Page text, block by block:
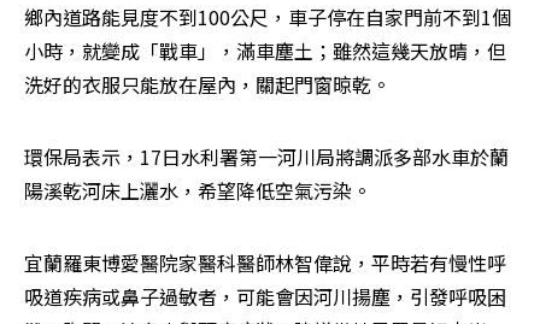
鄉內道路能見度不到100公尺，車子停在自家門前不到1個
小時，就變成「戰車」，滿車塵土；雖然這幾天放晴，但
洗好的衣服只能放在屋內，關起門窗晾乾。
環保局表示，17日水利署第一河川局將調派多部水車於蘭
陽溪乾河床上灑水，希望降低空氣污染。
宜蘭羅東博愛醫院家醫科醫師林智偉說，平時若有慢性呼
吸道疾病或鼻子過敏者，可能會因河川揚塵，引發呼吸困